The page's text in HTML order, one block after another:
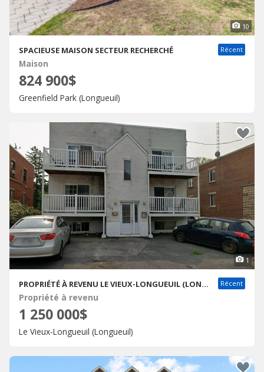
10
SPACIEUSE MAISON SECTEUR RECHERCHÉ Récent
Maison
824 900$
Greenfield Park (Longueuil)
1
PROPRIÉTÉ À REVENU LE VIEUX-LONGUEUIL (LONGUEUIL) À VENDRE Récent
Propriété à revenu
1 250 000$
Le Vieux-Longueuil (Longueuil)